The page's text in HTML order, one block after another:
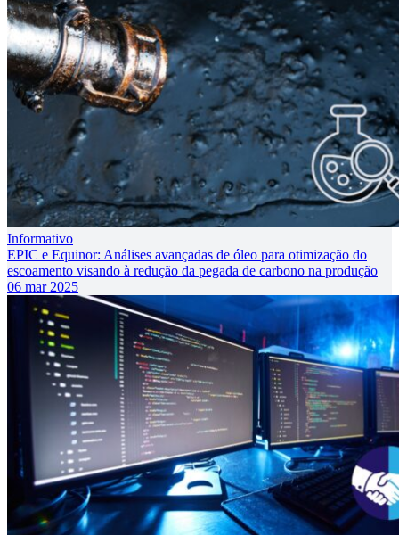
Informativo
EPIC e Equinor: Análises avançadas de óleo para otimização do
escoamento visando à redução da pegada de carbono na produção
06 mar 2025